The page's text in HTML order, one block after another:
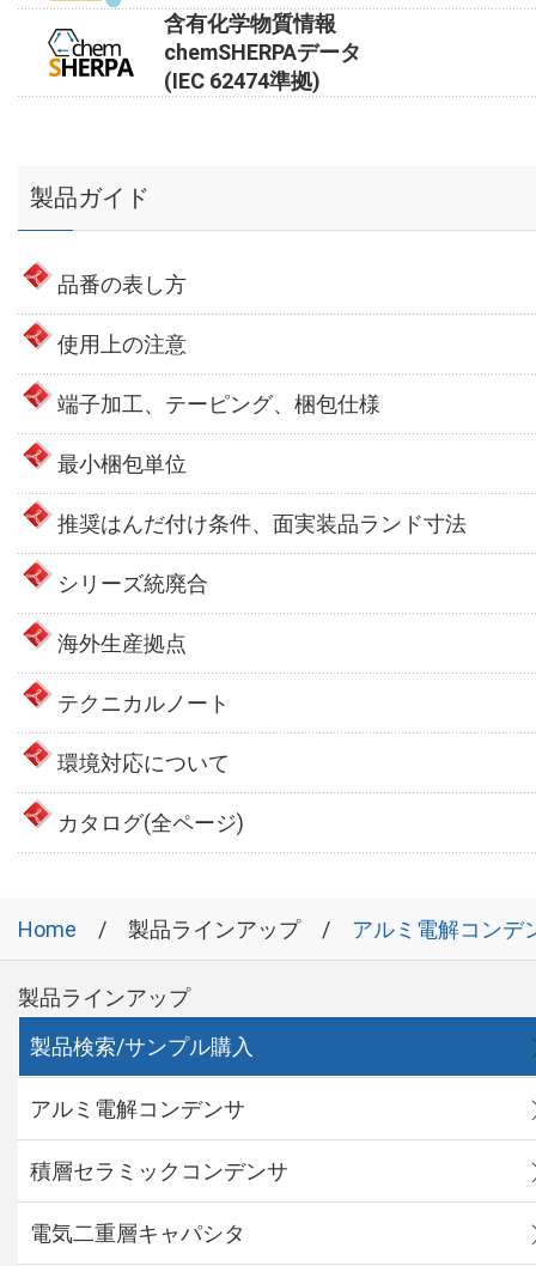
含有化学物質情報
chemSHERPAデータ
(IEC 62474準拠)
製品ガイド
品番の表し方
使用上の注意
端子加工、テーピング、梱包仕様
最小梱包単位
推奨はんだ付け条件、面実装品ランド寸法
シリーズ統廃合
海外生産拠点
テクニカルノート
環境対応について
カタログ(全ページ)
Home 製品ラインアップ アルミ電解コンデ
製品ラインアップ
製品検索/サンプル購入
アルミ電解コンデンサ
積層セラミックコンデンサ
電気二重層キャパシタ